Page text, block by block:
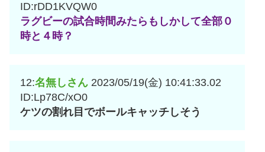
ID:rDD1KVQW0
ラグビーの試合時間みたらもしかして全部０
時と４時？
12:名無しさん 2023/05/19(金) 10:41:33.02
ID:Lp78C/xO0
ケツの割れ目でボールキャッチしそう